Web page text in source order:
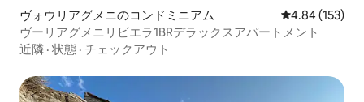
ヴォウリアグメニのコンドミニアム レビュー153
4.84 (153)
ヴーリアグメニリビエラ1BRデラックスアパートメント
近隣 · 状態 · チェックアウト